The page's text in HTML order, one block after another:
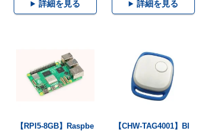
詳細を見る 詳細を見る
【RPI5-8GB】Raspbe
【CHW-TAG4001】Bl